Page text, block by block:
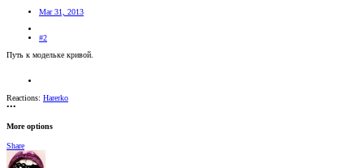
Mar 31, 2013
#2
Путь к модельке кривой.
Reactions: Harerko
•••
More options
Share